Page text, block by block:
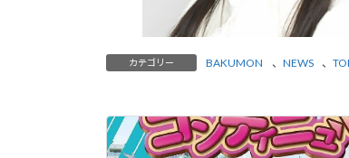
カテゴリー BAKUMON 、 NEWS 、